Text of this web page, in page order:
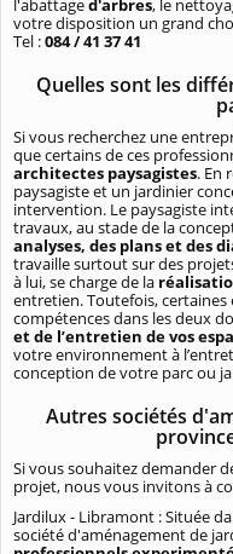
votre disposition un grand
Tel :084 / 41 37 41
Quelles sont les
Si vous recherchez une
que certains de ces
architectes paysagistes. En
paysagiste et un jardinier
intervention. Le paysagiste
travaux, au stade de la
analyses, des plans et des
travaille surtout sur des
à lui, se charge de la
entretien. Toutefois,
compétences dans les deux
et de l’entretien de vos
votre environnement à
conception de votre parc ou
Autres sociétés
Si vous souhaitez demander
projet, nous vous invitons à
Jardilux - Libramont : Située
société d'aménagement de